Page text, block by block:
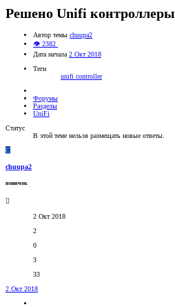
Решено Unifi контроллеры
Автор темы chuupa2
👁 2382
Дата начала 2 Окт 2018
Теги
unifi controller
Форумы
Разделы
UniFi
Статус
В этой теме нельзя размещать новые ответы.
C
chuupa2
новичок
2 Окт 2018
2
0
3
33
2 Окт 2018